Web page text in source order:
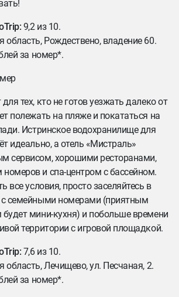
9,2 из 10.
область, Рождествено, владение 60.
за номер*.
тех, кто не готов уезжать далеко от
полежать на пляже и покататься на
Истринское водохранилище для
идеально, а отель «Мистраль»
сервисом, хорошими ресторанами,
и спа-центром с бассейном.
все условия, просто заселяйтесь в
с семейными номерами (приятным
мини-кухня) и побольше времени
территории с игровой площадкой.
7,6 из 10.
область, Лечищево, ул. Песчаная, 2.
за номер*.